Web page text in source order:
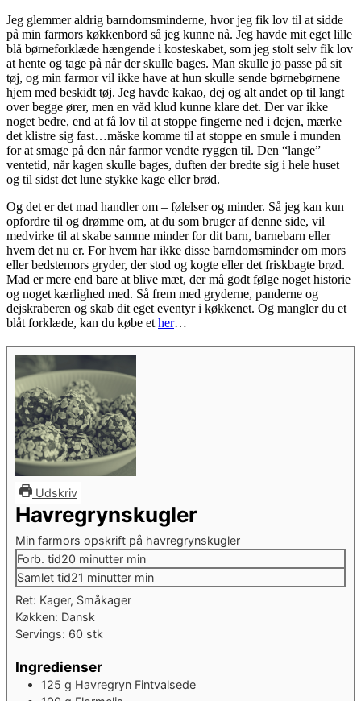
Jeg glemmer aldrig barndomsminderne, hvor jeg fik lov til at sidde
på min farmors køkkenbord så jeg kunne nå. Jeg havde mit eget lille
blå børneforklæde hængende i kosteskabet, som jeg stolt selv fik lov
at hente og tage på når der skulle bages. Man skulle jo passe på sit
tøj, og min farmor vil ikke have at hun skulle sende børnebørnene
hjem med beskidt tøj. Jeg havde kakao, dej og alt andet op til langt
over begge ører, men en våd klud kunne klare det. Der var ikke
noget bedre, end at få lov til at stoppe fingerne ned i dejen, mærke
det klistre sig fast…måske komme til at stoppe en smule i munden
for at smage på den når farmor vendte ryggen til. Den “lange”
ventetid, når kagen skulle bages, duften der bredte sig i hele huset
og til sidst det lune stykke kage eller brød.
Og det er det mad handler om – følelser og minder. Så jeg kan kun
opfordre til og drømme om, at du som bruger af denne side, vil
medvirke til at skabe samme minder for dit barn, barnebarn eller
hvem det nu er. For hvem har ikke disse barndomsminder om mors
eller bedstemors gryder, der stod og kogte eller det friskbagte brød.
Mad er mere end bare at blive mæt, der må godt følge noget historie
og noget kærlighed med. Så frem med gryderne, panderne og
dejskraberen og skab dit eget eventyr i køkkenet. Og mangler du et
blåt forklæde, kan du købe et her…
Udskriv
Havregrynskugler
Min farmors opskrift på havregrynskugler
Forb. tid20 minutter min
Samlet tid21 minutter min
Ret: Kager, Småkager
Køkken: Dansk
Servings: 60 stk
Ingredienser
125 g Havregryn Fintvalsede